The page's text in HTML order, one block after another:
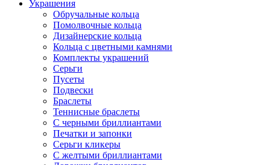
Украшения
Обручальные кольца
Помолвочные кольца
Дизайнерские кольца
Кольца с цветными камнями
Комплекты украшений
Серьги
Пусеты
Подвески
Браслеты
Теннисные браслеты
C черными бриллиантами
Печатки и запонки
Серьги кликеры
С желтыми бриллиантами